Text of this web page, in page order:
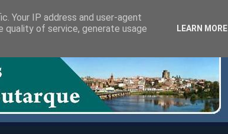
Your IP address and user-agent
quality of service, generate usage
LEARN MORE